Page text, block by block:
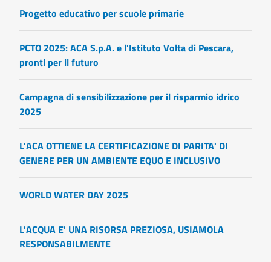
Progetto educativo per scuole primarie
PCTO 2025: ACA S.p.A. e l'Istituto Volta di Pescara,
pronti per il futuro
Campagna di sensibilizzazione per il risparmio idrico
2025
L'ACA OTTIENE LA CERTIFICAZIONE DI PARITA' DI
GENERE PER UN AMBIENTE EQUO E INCLUSIVO
WORLD WATER DAY 2025
L'ACQUA E' UNA RISORSA PREZIOSA, USIAMOLA
RESPONSABILMENTE